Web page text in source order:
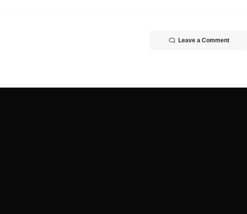
Leave a Comment